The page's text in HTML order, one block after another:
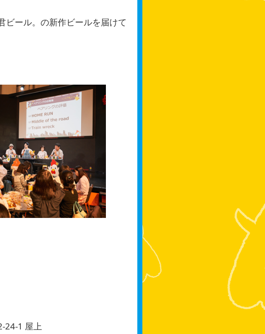
ビール。の新作ビールを届けて
24-1 屋上